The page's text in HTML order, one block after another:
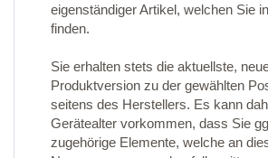
eigenständiger Artikel, welchen Sie
finden.
Sie erhalten stets die aktuellste,
Produktversion zu der gewählten
seitens des Herstellers. Es kann
Gerätealter vorkommen, dass Sie
zugehörige Elemente, welche an